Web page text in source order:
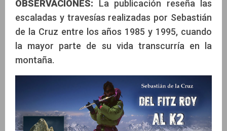
OBSERVACIONES: La publicación reseña las
escaladas y travesías realizadas por Sebastián
de la Cruz entre los años 1985 y 1995, cuando
la mayor parte de su vida transcurría en la
montaña.